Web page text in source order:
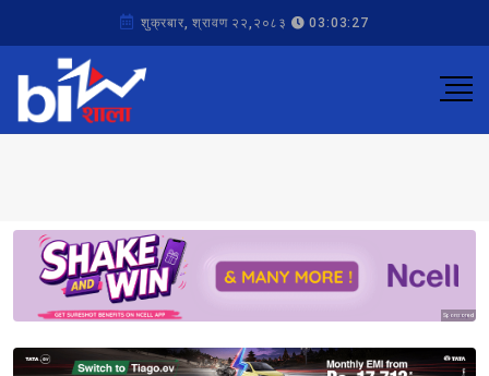
शुक्रबार, श्रावण २२,२०८३ 03:03:27
Sponsored